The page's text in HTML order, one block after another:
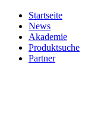
Startseite
News
Akademie
Produktsuche
Partner